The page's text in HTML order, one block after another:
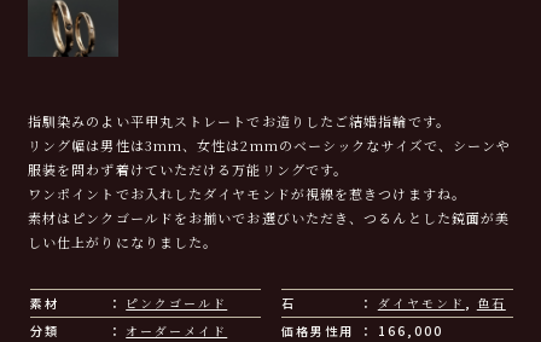
指馴染みのよい平甲丸ストレートでお造りしたご結婚指輪です。
リング幅は男性は3mm、女性は2mmのベーシックなサイズで、シーンや
服装を問わず着けていただける万能リングです。
ワンポイントでお入れしたダイヤモンドが視線を惹きつけますね。
素材はピンクゴールドをお揃いでお選びいただき、つるんとした鏡面が美
しい仕上がりになりました。
素材 ピンクゴールド 石 ダイヤモンド
色石
分類
オーダーメイド 価格男性用
166,000